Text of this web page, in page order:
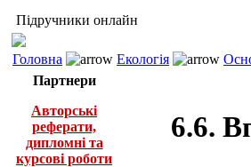
Підручники онлайн
Головна Екологія
Партнери
Авторські
реферати,
дипломні та
курсові роботи
6.6.